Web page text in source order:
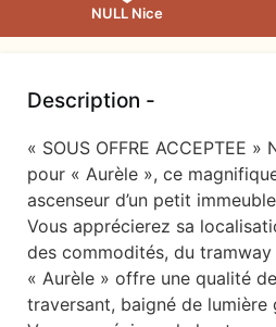
NULL Nice
Description -
« SOUS OFFRE ACCEPTEE
pour « Aurèle », ce
ascenseur d’un petit
Vous apprécierez sa
des commodités, du
« Aurèle » offre une qualité
traversant, baigné de